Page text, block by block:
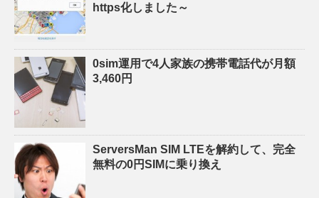
https化しました～
0sim運用で4人家族の携帯電話代が月額
3,460円
ServersMan SIM LTEを解約して、完全
無料の0円SIMに乗り換え